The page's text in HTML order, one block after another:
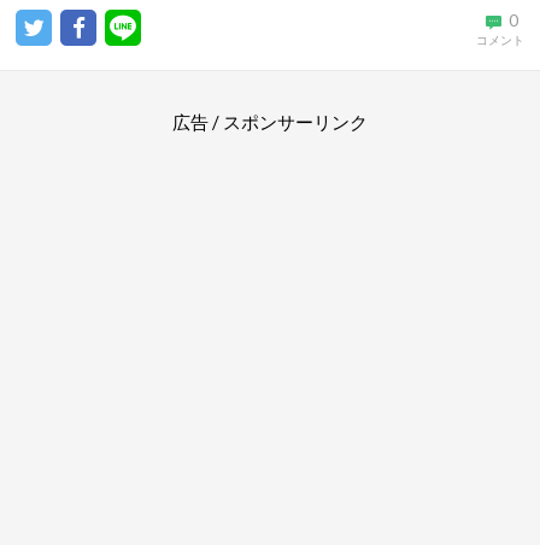
0
コメント
広告 / スポンサーリンク